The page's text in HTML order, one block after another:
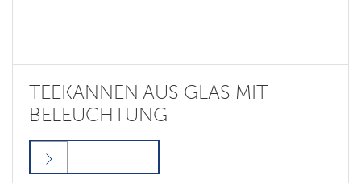
TEEKANNEN AUS GLAS MIT
BELEUCHTUNG